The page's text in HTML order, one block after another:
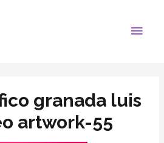
granada luis
artwork-55